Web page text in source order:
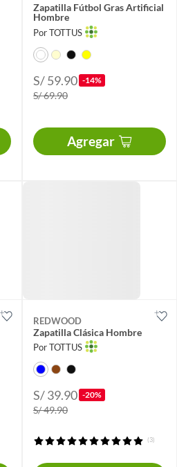
Zapatilla Fútbol Gras Artificial
Hombre
Por TOTTUS
S/ 59.90 -14%
S/ 69.90
Agregar
REDWOOD
Zapatilla Clásica Hombre
Por TOTTUS
S/ 39.90 -20%
S/ 49.90
(3)